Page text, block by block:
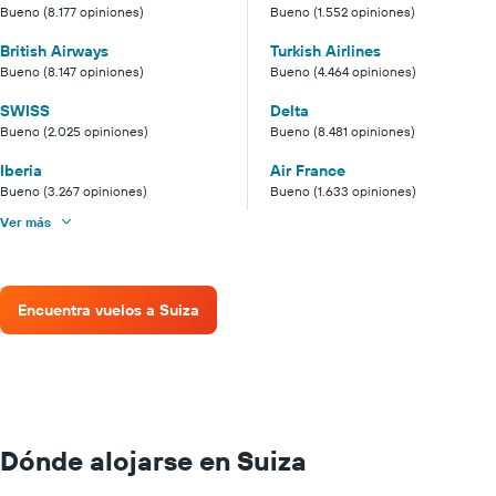
Bueno (8.177 opiniones) Bueno (1.552 opiniones)
British Airways
Bueno (8.147 opiniones)
Turkish Airlines
Bueno (4.464 opiniones)
SWISS
Bueno (2.025 opiniones)
Delta
Bueno (8.481 opiniones)
Iberia
Bueno (3.267 opiniones)
Air France
Bueno (1.633 opiniones)
Ver más
Encuentra vuelos a Suiza
Dónde alojarse en Suiza